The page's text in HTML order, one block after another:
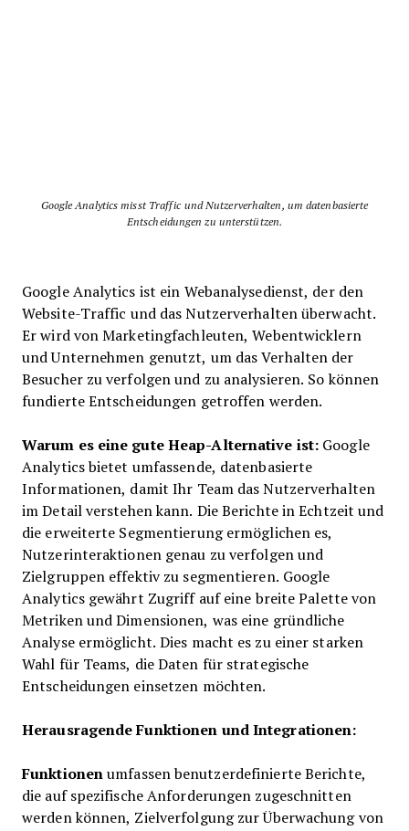
Google Analytics misst Traffic und Nutzerverhalten, um datenbasierte
Entscheidungen zu unterstützen.
Google Analytics ist ein Webanalysedienst, der den
Website-Traffic und das Nutzerverhalten überwacht.
Er wird von Marketingfachleuten, Webentwicklern
und Unternehmen genutzt, um das Verhalten der
Besucher zu verfolgen und zu analysieren. So können
fundierte Entscheidungen getroffen werden.
Warum es eine gute Heap-Alternative ist: Google
Analytics bietet umfassende, datenbasierte
Informationen, damit Ihr Team das Nutzerverhalten
im Detail verstehen kann. Die Berichte in Echtzeit und
die erweiterte Segmentierung ermöglichen es,
Nutzerinteraktionen genau zu verfolgen und
Zielgruppen effektiv zu segmentieren. Google
Analytics gewährt Zugriff auf eine breite Palette von
Metriken und Dimensionen, was eine gründliche
Analyse ermöglicht. Dies macht es zu einer starken
Wahl für Teams, die Daten für strategische
Entscheidungen einsetzen möchten.
Herausragende Funktionen und Integrationen:
Funktionenumfassen benutzerdefinierte Berichte,
die auf spezifische Anforderungen zugeschnitten
werden können, Zielverfolgung zur Überwachung von